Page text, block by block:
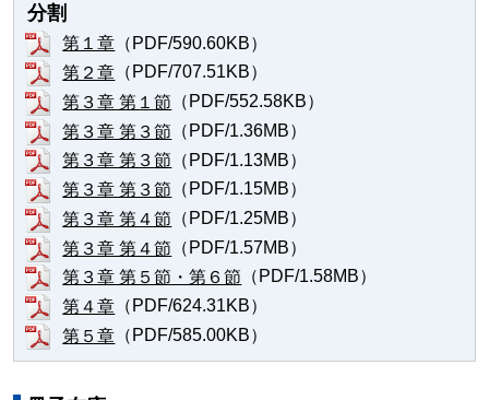
分割
第１章 （PDF/590.60KB）
第２章 （PDF/707.51KB）
第３章 第１節 （PDF/552.58KB）
第３章 第３節 （PDF/1.36MB）
第３章 第３節 （PDF/1.13MB）
第３章 第３節 （PDF/1.15MB）
第３章 第４節 （PDF/1.25MB）
第３章 第４節 （PDF/1.57MB）
第３章 第５節・第６節 （PDF/1.58MB）
第４章 （PDF/624.31KB）
第５章 （PDF/585.00KB）